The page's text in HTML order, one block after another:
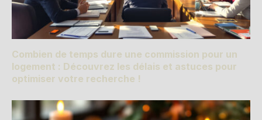
Combien de temps dure une commission pour un
logement : Découvrez les délais et astuces pour
optimiser votre recherche !